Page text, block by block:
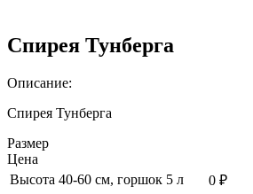
Спирея Тунберга
Описание:
Спирея Тунберга
Размер
Цена
Высота 40-60 см, горшок 5 л
0 ₽